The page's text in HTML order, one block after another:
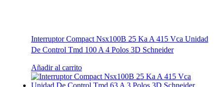
Interruptor Compact Nsx100B 25 Ka A 415 Vca Unidad
De Control Tmd 100 A 4 Polos 3D Schneider
Añadir al carrito